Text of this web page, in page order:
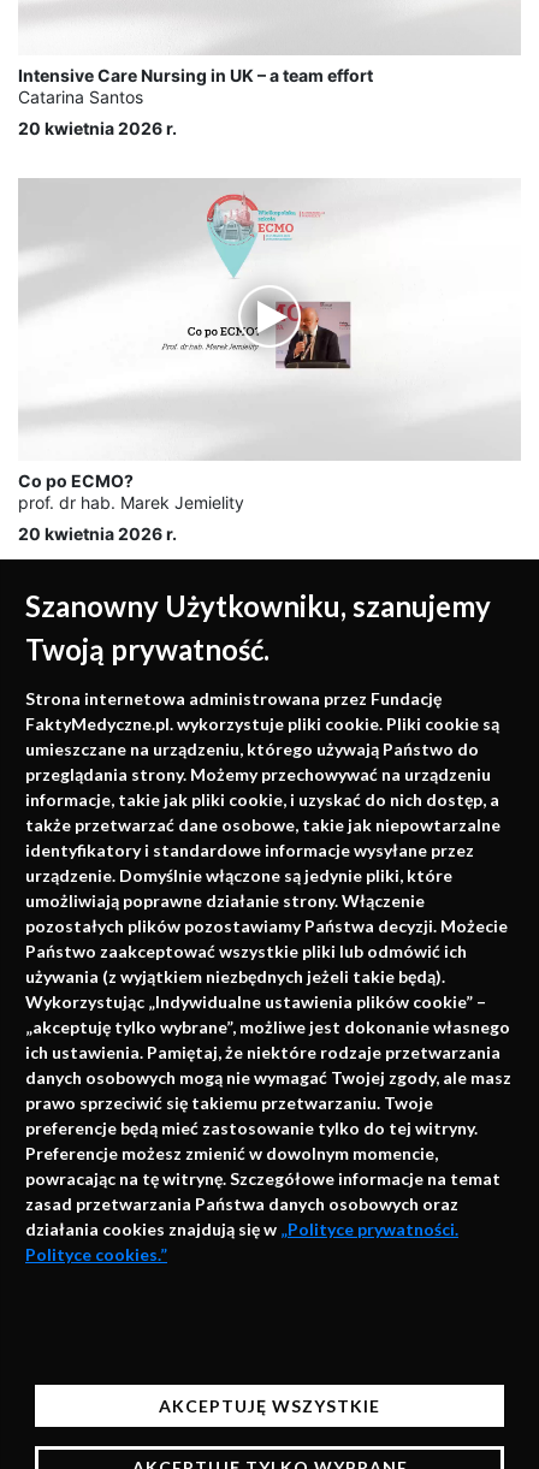
Szanowny Użytkowniku, szanujemy
Twoją prywatność.
Strona internetowa administrowana przez Fundację
FaktyMedyczne.pl. wykorzystuje pliki cookie. Pliki cookie są
umieszczane na urządzeniu, którego używają Państwo do
przeglądania strony. Możemy przechowywać na urządzeniu
informacje, takie jak pliki cookie, i uzyskać do nich dostęp, a
także przetwarzać dane osobowe, takie jak niepowtarzalne
identyfikatory i standardowe informacje wysyłane przez
urządzenie. Domyślnie włączone są jedynie pliki, które
umożliwiają poprawne działanie strony. Włączenie
pozostałych plików pozostawiamy Państwa decyzji. Możecie
Państwo zaakceptować wszystkie pliki lub odmówić ich
używania (z wyjątkiem niezbędnych jeżeli takie będą).
Wykorzystując „Indywidualne ustawienia plików cookie” –
„akceptuję tylko wybrane”, możliwe jest dokonanie własnego
ich ustawienia. Pamiętaj, że niektóre rodzaje przetwarzania
danych osobowych mogą nie wymagać Twojej zgody, ale masz
prawo sprzeciwić się takiemu przetwarzaniu. Twoje
preferencje będą mieć zastosowanie tylko do tej witryny.
Preferencje możesz zmienić w dowolnym momencie,
powracając na tę witrynę. Szczegółowe informacje na temat
zasad przetwarzania Państwa danych osobowych oraz
działania cookies znajdują się w „Polityce prywatności.
Polityce cookies.”
AKCEPTUJĘ WSZYSTKIE
Intensive Care Nursing in UK – a team effort
Catarina Santos
20 kwietnia 2026 r.
Co po ECMO?
prof. dr hab. Marek Jemielity
20 kwietnia 2026 r.
Medycyna oparta na
faktach
Konferencje, szkolenia, e-learning, wydawnictwo
Napisz do nas
info@faktymedyczne.pl
ul. Towarowa 2
43-460 Wisła
Redakcja medyczna:
ul. Wolności 338b
61-312 Poznań
Wsparcie:
automatycznego przechowywania danych do celów
statystycznych, realizacji usług i reklamowych.
Korzystając z naszych stron bez zmiany ustawień